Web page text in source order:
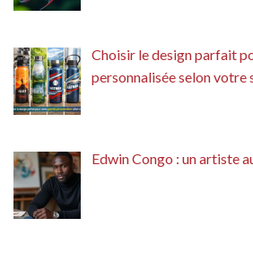
Choisir le design parfait
personnalisée selon votre
Edwin Congo : un artiste